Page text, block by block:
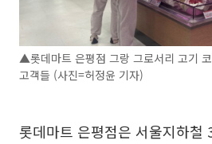
▲롯데마트 은평점 그랑 그로서리 고기
고객들 (사진=허정윤 기자)
롯데마트 은평점은 서울지하철